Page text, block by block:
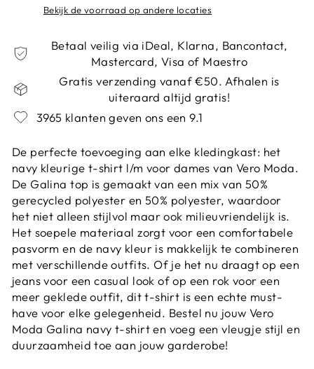
Bekijk de voorraad op andere locaties
Betaal veilig via iDeal, Klarna, Bancontact,
Mastercard, Visa of Maestro
Gratis verzending vanaf €50. Afhalen is
uiteraard altijd gratis!
3965 klanten geven ons een 9.1
De perfecte toevoeging aan elke kledingkast: het
navy kleurige t-shirt l/m voor dames van Vero Moda.
De Galina top is gemaakt van een mix van 50%
gerecycled polyester en 50% polyester, waardoor
het niet alleen stijlvol maar ook milieuvriendelijk is.
Het soepele materiaal zorgt voor een comfortabele
pasvorm en de navy kleur is makkelijk te combineren
met verschillende outfits. Of je het nu draagt op een
jeans voor een casual look of op een rok voor een
meer geklede outfit, dit t-shirt is een echte must-
have voor elke gelegenheid. Bestel nu jouw Vero
Moda Galina navy t-shirt en voeg een vleugje stijl en
duurzaamheid toe aan jouw garderobe!